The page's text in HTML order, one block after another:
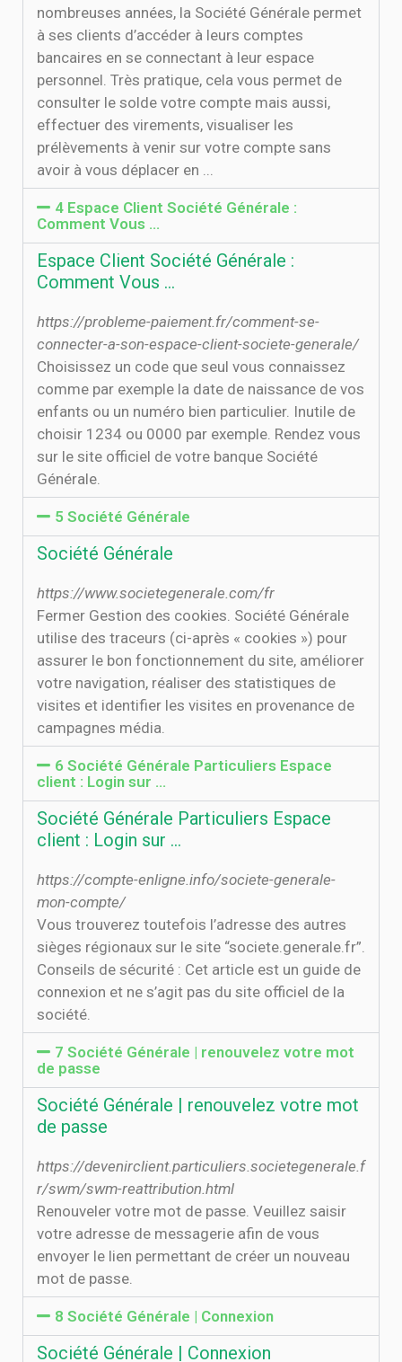
nombreuses années, la Société Générale permet
à ses clients d’accéder à leurs comptes
bancaires en se connectant à leur espace
personnel. Très pratique, cela vous permet de
consulter le solde votre compte mais aussi,
effectuer des virements, visualiser les
prélèvements à venir sur votre compte sans
avoir à vous déplacer en ...
4 Espace Client Société Générale :
Comment Vous …
Espace Client Société Générale :
Comment Vous …
https://probleme-paiement.fr/comment-se-
connecter-a-son-espace-client-societe-generale/
Choisissez un code que seul vous connaissez
comme par exemple la date de naissance de vos
enfants ou un numéro bien particulier. Inutile de
choisir 1234 ou 0000 par exemple. Rendez vous
sur le site officiel de votre banque Société
Générale.
5 Société Générale
Société Générale
https://www.societegenerale.com/fr
Fermer Gestion des cookies. Société Générale
utilise des traceurs (ci-après « cookies ») pour
assurer le bon fonctionnement du site, améliorer
votre navigation, réaliser des statistiques de
visites et identifier les visites en provenance de
campagnes média.
6 Société Générale Particuliers Espace
client : Login sur ...
Société Générale Particuliers Espace
client : Login sur ...
https://compte-enligne.info/societe-generale-
mon-compte/
Vous trouverez toutefois l’adresse des autres
sièges régionaux sur le site “societe.generale.fr”.
Conseils de sécurité : Cet article est un guide de
connexion et ne s’agit pas du site officiel de la
société.
7 Société Générale | renouvelez votre mot
de passe
Société Générale | renouvelez votre mot
de passe
https://devenirclient.particuliers.societegenerale.f
r/swm/swm-reattribution.html
Renouveler votre mot de passe. Veuillez saisir
votre adresse de messagerie afin de vous
envoyer le lien permettant de créer un nouveau
mot de passe.
8 Société Générale | Connexion
Société Générale | Connexion